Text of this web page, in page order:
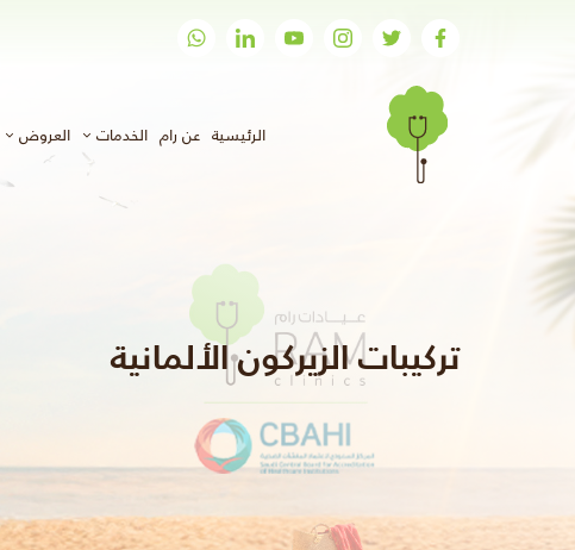
الرئيسية(الحالي)
عن رام الخدمات العروض
تركيبات الزيركون الألمانية